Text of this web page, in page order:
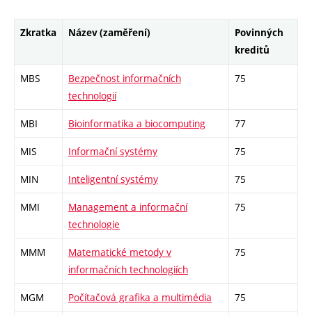
Zkratka Název (zaměření)
Povinných
kreditů
MBS
Bezpečnost informačních
technologií
75
MBI Bioinformatika a biocomputing 77
MIS Informační systémy 75
MIN Inteligentní systémy 75
MMI
Management a informační
technologie
75
MMM
Matematické metody v
informačních technologiích
75
MGM Počítačová grafika a multimédia 75